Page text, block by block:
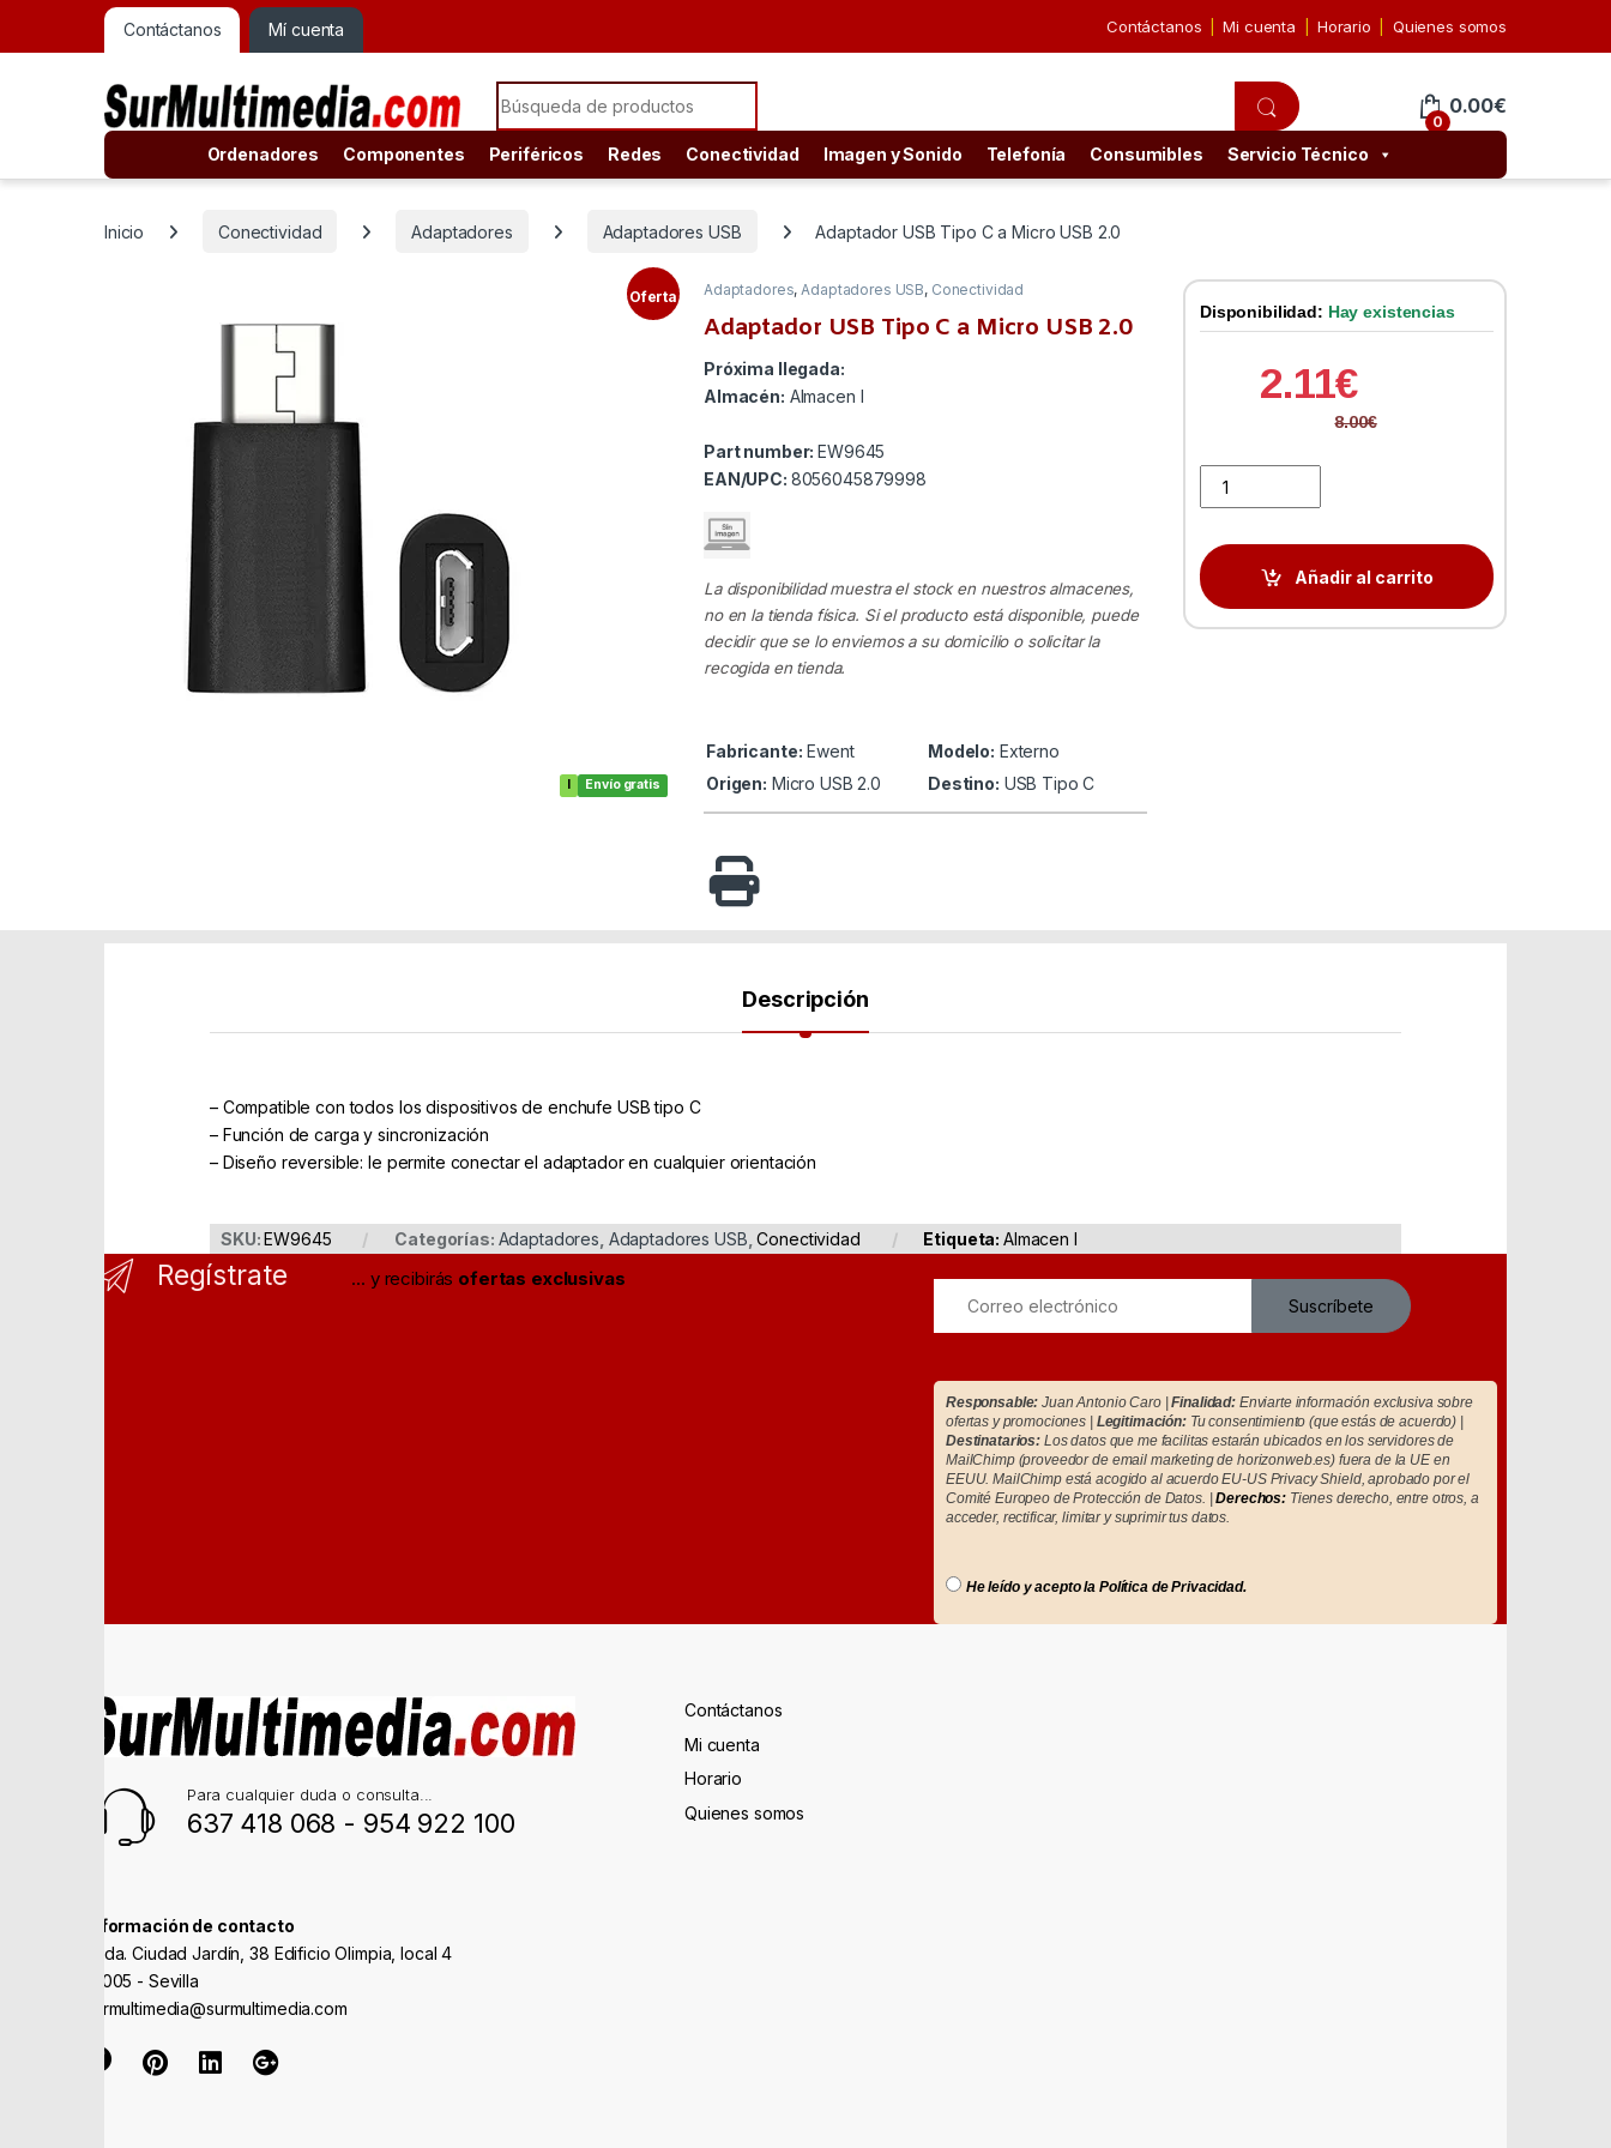
Contáctanos Mí cuenta Contáctanos Mi cuenta Horario Quienes somos
Search for:
0
0.00€
Ordenadores Componentes Periféricos Redes Conectividad Imagen y Sonido Telefonía Consumibles Servicio Técnico
Inicio Conectividad Adaptadores Adaptadores USB Adaptador USB Tipo C a Micro USB 2.0
Envío gratis
Oferta Adaptadores,Adaptadores USB, Conectividad
Adaptador USB Tipo C a Micro USB 2.0
Próxima llegada:
Almacén: Almacen I
Part number:EW9645
EAN/UPC: 8056045879998
La disponibilidad muestra el stock en nuestros almacenes,
no en la tienda física. Si el producto está disponible, puede
decidir que se lo enviemos a su domicilio o solicitar la
recogida en tienda.
Fabricante: Ewent Modelo: Externo
Origen: Micro USB 2.0 Destino: USB Tipo C
Disponibilidad: Hay existencias
2.11€
8.00€
Añadir al carrito
Descripción
– Compatible con todos los dispositivos de enchufe USB tipo C
– Función de carga y sincronización
– Diseño reversible: le permite conectar el adaptador en cualquier orientación
SKU:EW9645 Categorías: Adaptadores Adaptadores USB ,Conectividad Etiqueta:Almacen I
Regístrate ... y recibirás ofertas exclusivas
Suscríbete
Responsable: Juan Antonio Caro |Finalidad: Enviarte información exclusiva sobre
ofertas y promociones | Legitimación:Tu consentimiento (que estás de acuerdo) |
Destinatarios: Los datos que me facilitas estarán ubicados en los servidores de
MailChimp (proveedor de email marketing de horizonweb.es) fuera de la UE en
EEUU. MailChimp está acogido al acuerdo EU-US Privacy Shield, aprobado por el
Comité Europeo de Protección de Datos. |Derechos: Tienes derecho, entre otros, a
acceder, rectificar, limitar y suprimir tus datos.
He leído y acepto la Política de Privacidad.
Para cualquier duda o consulta...
637 418 068 - 954 922 100
Información de contacto
Avda. Ciudad Jardín, 38 Edificio Olimpia, local 4
41005 - Sevilla
surmultimedia@surmultimedia.com
Contáctanos
Mi cuenta
Horario
Quienes somos